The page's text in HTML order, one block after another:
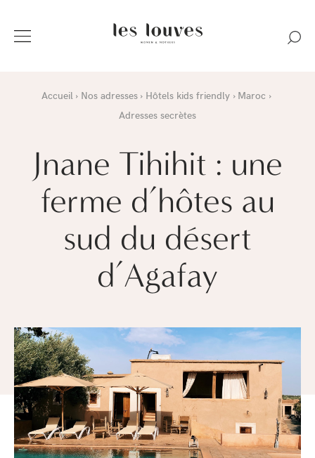
Accueil Nos adresses Hôtels kids friendly Maroc
Adresses secrètes
Jnane Tihihit : une
ferme d’hôtes au
sud du désert
d’Agafay